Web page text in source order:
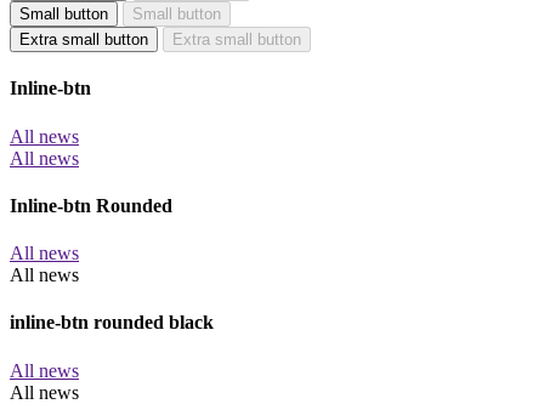
Small button
Small button
Extra small button
Extra small button
Inline-btn
All news
All news
Inline-btn Rounded
All news
All news
inline-btn rounded black
All news
All news